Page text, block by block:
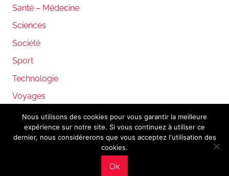
Santé – Médecine
Sciences
Société
Sport
Technologie
Voyages
WordPress Theme: Donovan by ThemeZee.
Mentions légales
Nous utilisons des cookies pour vous garantir la meilleure
expérience sur notre site. Si vous continuez à utiliser ce
dernier, nous considérerons que vous acceptez l'utilisation des
cookies.
Ok